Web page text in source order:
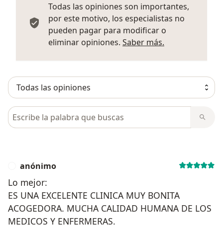
Todas las opiniones son importantes,
por este motivo, los especialistas no
pueden pagar para modificar o
eliminar opiniones. Saber más.
Busca en opiniones
anónimo
Lo mejor:
ES UNA EXCELENTE CLINICA MUY BONITA
ACOGEDORA. MUCHA CALIDAD HUMANA DE LOS
MEDICOS Y ENFERMERAS.